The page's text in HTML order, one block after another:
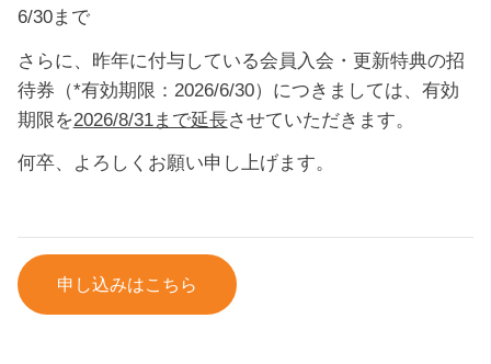
6/30まで
さらに、昨年に付与している会員入会・更新特典の招
待券（*有効期限：2026/6/30）につきましては、有効
期限を2026/8/31まで延長させていただきます。
何卒、よろしくお願い申し上げます。
申し込みはこちら